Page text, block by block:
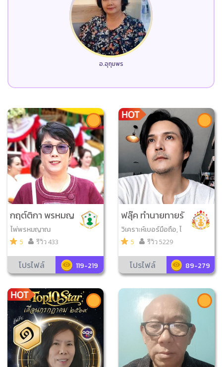
อ.อุทุมพร
กฤต์ติกา พรหมญ
าณ
ไพ่พรหมญาณ
5 รีวิว 433
โปรไฟล์ 119-219
ฟลุ๊ค ทำนายทายรั
ก
วิเคราะห์เบอร์มือถือ, ไ
พ่ออราเคิล, ลูกเต๋าออ
5 รีวิว 5229
โปรไฟล์ 89-279